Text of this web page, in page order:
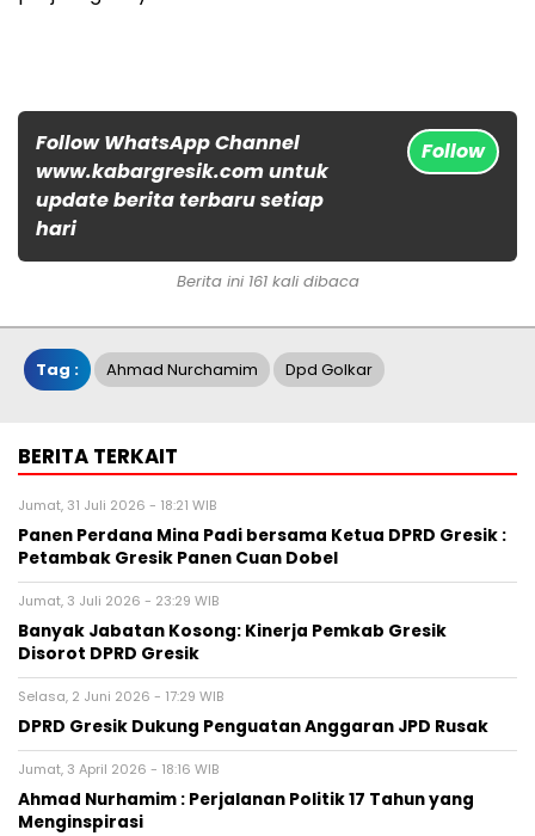
Follow WhatsApp Channel
www.kabargresik.com untuk
update berita terbaru setiap
hari
Follow
Berita ini 161 kali dibaca
Tag : Ahmad Nurchamim Dpd Golkar
BERITA TERKAIT
Jumat, 31 Juli 2026 - 18:21 WIB
Panen Perdana Mina Padi bersama Ketua DPRD Gresik :
Petambak Gresik Panen Cuan Dobel
Jumat, 3 Juli 2026 - 23:29 WIB
Banyak Jabatan Kosong: Kinerja Pemkab Gresik
Disorot DPRD Gresik
Selasa, 2 Juni 2026 - 17:29 WIB
DPRD Gresik Dukung Penguatan Anggaran JPD Rusak
Jumat, 3 April 2026 - 18:16 WIB
Ahmad Nurhamim : Perjalanan Politik 17 Tahun yang
Menginspirasi